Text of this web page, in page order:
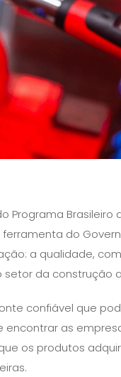
Programa Brasileiro
ferramenta do
a qualidade,
da construção
confiável que
as
os produtos